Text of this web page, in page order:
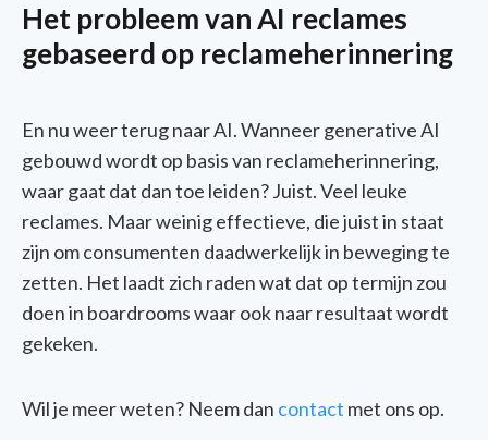
Het probleem van AI reclames
gebaseerd op reclameherinnering
En nu weer terug naar AI. Wanneer generative AI
gebouwd wordt op basis van reclameherinnering,
waar gaat dat dan toe leiden? Juist. Veel leuke
reclames. Maar weinig effectieve, die juist in staat
zijn om consumenten daadwerkelijk in beweging te
zetten. Het laadt zich raden wat dat op termijn zou
doen in boardrooms waar ook naar resultaat wordt
gekeken.
Wil je meer weten? Neem dan contact met ons op.